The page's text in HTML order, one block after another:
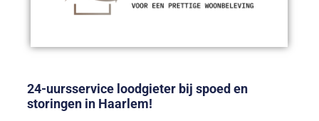
24-uursservice loodgieter bij spoed en
storingen in Haarlem!